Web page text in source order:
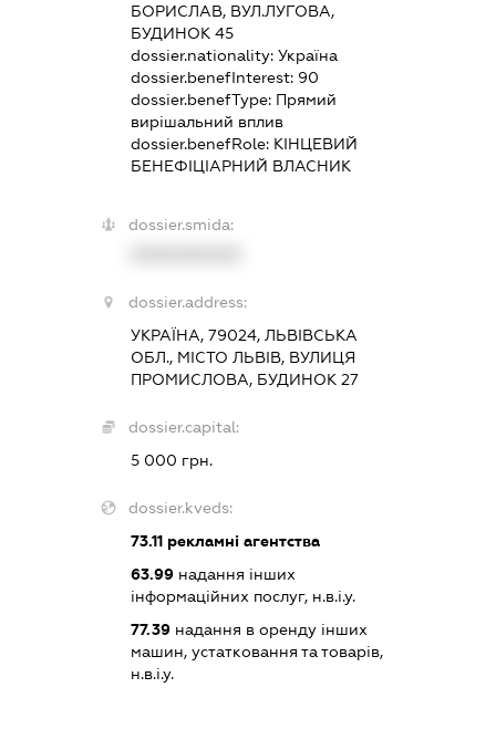
БОРИСЛАВ, ВУЛ.ЛУГОВА,
БУДИНОК 45
dossier.nationality:Україна
dossier.benefInterest: 90
dossier.benefType: Прямий
вирішальний вплив
dossier.benefRole: КІНЦЕВИЙ
БЕНЕФІЦІАРНИЙ ВЛАСНИК
dossier.smida:
dossier.address:
УКРАЇНА, 79024, ЛЬВІВСЬКА
ОБЛ., МІСТО ЛЬВІВ, ВУЛИЦЯ
ПРОМИСЛОВА, БУДИНОК 27
dossier.capital:
5 000 грн.
dossier.kveds:
73.11 рекламні агентства
63.99 надання інших
інформаційних послуг, н.в.і.у.
77.39 надання в оренду інших
машин, устатковання та товарів,
н.в.і.у.